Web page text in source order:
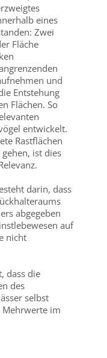
eines
Zwei
Fläche
und
Entstehung
Flächen. So
entwickelt.
Rastflächen
ist dies
darin, dass
abgegeben
auf
nicht
dass die
des
selbst
Mehrwerte im